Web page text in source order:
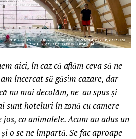
aici, în caz că aflăm ceva să ne
încercat să găsim cazare, dar
nu mai decolăm, ne-au spus și
sunt hoteluri în zonă cu camere
ca animalele. Acum au adus un
o se ne împartă. Se fac aproape